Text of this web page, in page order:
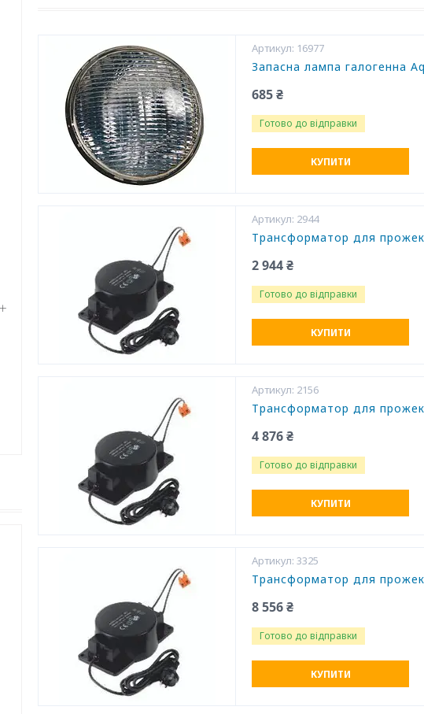
16977
Запасна лампа галогенна
685 ₴
Готово до відправки
КУПИТИ
2944
Трансформатор для
2 944 ₴
Готово до відправки
КУПИТИ
2156
Трансформатор для
4 876 ₴
Готово до відправки
КУПИТИ
3325
Трансформатор для
8 556 ₴
Готово до відправки
КУПИТИ